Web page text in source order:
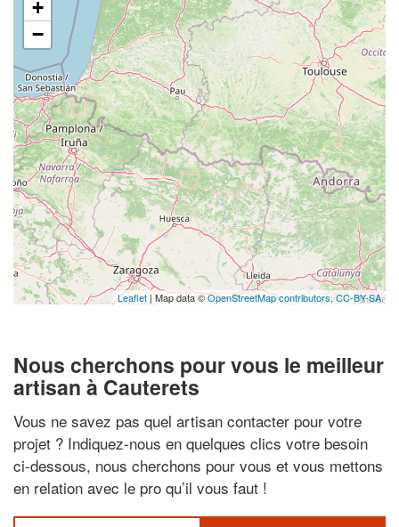
+
−
Leaflet | Map data ©OpenStreetMap contributors, CC-BY-SA
Nous cherchons pour vous le meilleur
artisan à Cauterets
Vous ne savez pas quel artisan contacter pour votre
projet ? Indiquez-nous en quelques clics votre besoin
ci-dessous, nous cherchons pour vous et vous mettons
en relation avec le pro qu’il vous faut !